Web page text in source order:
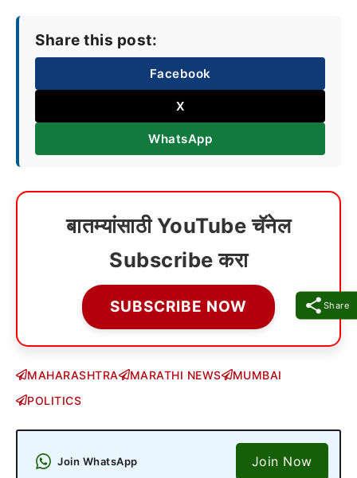
Share
Share this post:
Facebook
X
WhatsApp
बातम्यांसाठी YouTube चॅनेल
Subscribe करा
SUBSCRIBE NOW
MAHARASHTRA MARATHI NEWS
MUMBAI
POLITICS
Join WhatsApp Join Now